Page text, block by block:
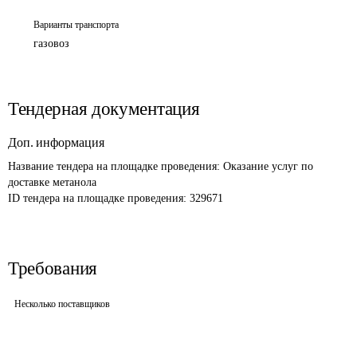
Варианты транспорта
газовоз
Тендерная документация
Доп. информация
Название тендера на площадке проведения: Оказание услуг по
доставке метанола
ID тендера на площадке проведения: 329671
Требования
Несколько поставщиков